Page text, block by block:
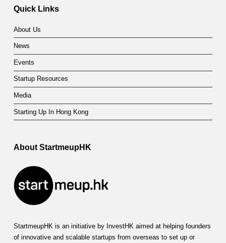
Quick Links
About Us
News
Events
Startup Resources
Media
Starting Up In Hong Kong
About StartmeupHK
StartmeupHK is an initiative by InvestHK aimed at helping founders
of innovative and scalable startups from overseas to set up or